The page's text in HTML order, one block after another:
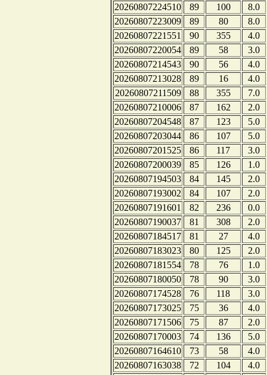
20260807224510
89 100
8.0
20260807223009
89 80
8.0
20260807221551
90 355
4.0
20260807220054
89 58
3.0
20260807214543
90 56
4.0
20260807213028
89 16
4.0
20260807211509
88 355
7.0
20260807210006
87 162
2.0
20260807204548
87 123
5.0
20260807203044
86 107
5.0
20260807201525
86 117
3.0
20260807200039
85 126
1.0
20260807194503
84 145
2.0
20260807193002
84 107
2.0
20260807191601
82 236
0.0
20260807190037
81 308
2.0
20260807184517
81 27
4.0
20260807183023
80 125
2.0
20260807181554
78 76
1.0
20260807180050
78 90
3.0
20260807174528
76 118
3.0
20260807173025
75 36
4.0
20260807171506
75 87
2.0
20260807170003
74 136
5.0
20260807164610
73 58
4.0
20260807163038
72 104
4.0